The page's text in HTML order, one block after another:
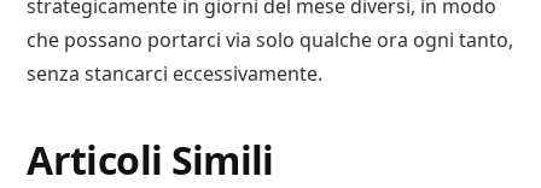
strategicamente in giorni del mese diversi, in modo
che possano portarci via solo qualche ora ogni tanto,
senza stancarci eccessivamente.
Articoli Simili